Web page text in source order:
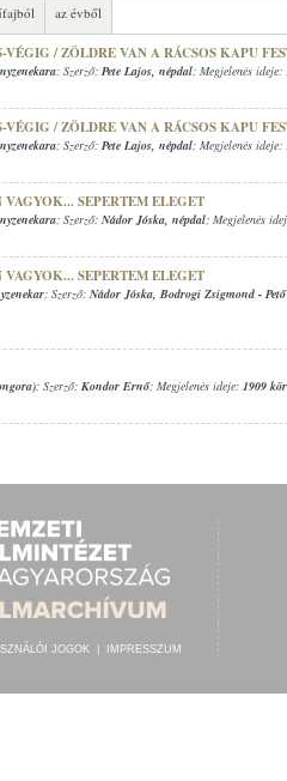
az évből
VÉGIG / ZÖLDRE VAN A RÁCSOS KAPU
; Szerző: Pete Lajos, népdal; Megjelenés ideje:
VÉGIG / ZÖLDRE VAN A RÁCSOS KAPU
; Szerző: Pete Lajos, népdal; Megjelenés ideje:
SEPERTEM ELEGET
; Szerző: Nádor Jóska, népdal; Megjelenés
SEPERTEM ELEGET
; Szerző: Nádor Jóska, Bodrogi Zsigmond -
; Szerző: Kondor Ernő; Megjelenés ideje: 1909
JOGOK IMPRESSZUM